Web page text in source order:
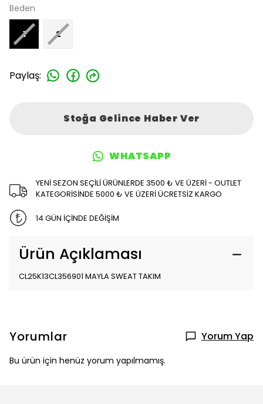
Beden
1 2
Paylaş:
Stoğa Gelince Haber Ver
WHATSAPP
YENİ SEZON SEÇİLİ ÜRÜNLERDE 3500 ₺ VE ÜZERİ - OUTLET
KATEGORİSİNDE 5000 ₺ VE ÜZERİ ÜCRETSİZ KARGO
14 GÜN İÇİNDE DEĞİŞİM
Ürün Açıklaması
CL25K13CL356901 MAYLA SWEAT TAKIM
Yorumlar Yorum Yap
Bu ürün için henüz yorum yapılmamış.